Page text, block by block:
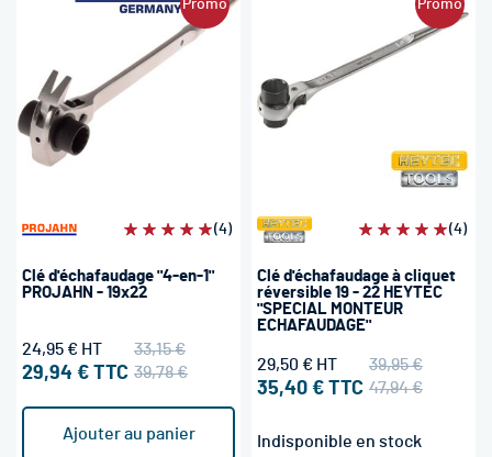
Promo
Évaluation:(4)
Clé d'échafaudage "4-en-1"
PROJAHN - 19x22
29,94 €
24,95 €
39,78 €
33,15 €
Ajouter au panier
Promo
Évaluation:(4)
Clé d'échafaudage à cliquet
réversible 19 - 22 HEYTEC
"SPECIAL MONTEUR
ECHAFAUDAGE"
35,40 €
29,50 €
47,94 €
39,95 €
Indisponible en stock